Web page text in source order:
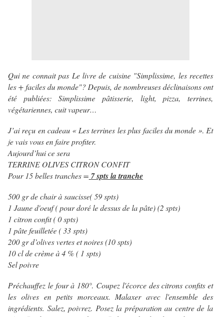
Qui ne connait pas Le livre de cuisine "Simplissime, les recettes
les + faciles du monde"? Depuis, de nombreuses déclinaisons ont
été publiées: Simplissime pâtisserie, light, pizza, terrines,
végétariennes, cuit vapeur…
J’ai reçu en cadeau « Les terrines les plus faciles du monde ». Et
je vais vous en faire profiter.
Aujourd’hui ce sera
TERRINE OLIVES CITRON CONFIT
Pour 15 belles tranches = 7 spts la tranche
500 gr de chair à saucisse( 59 spts)
1 Jaune d'oeuf ( pour doré le dessus de la pâte) (2 spts)
1 citron confit ( 0 spts)
1 pâte feuilletée ( 33 spts)
200 gr d’olives vertes et noires (10 spts)
10 cl de crème à 4 % ( 1 spts)
Sel poivre
Préchauffez le four à 180°. Coupez l'écorce des citrons confits et
les olives en petits morceaux. Malaxer avec l'ensemble des
ingrédients. Salez, poivrez. Posez la préparation au centre de la